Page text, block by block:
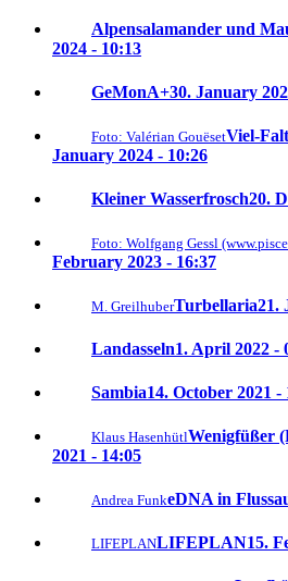
Alpensalamander und
2024 - 10:13
GeMonA+30. January
Foto: Valérian GouësetViel-
January 2024 - 10:26
Kleiner Wasserfrosch20.
Foto: Wolfgang Gessl
February 2023 - 16:37
M. GreilhuberTurbellaria21.
Landasseln1. April 2022 -
Sambia14. October 2021 -
Klaus HasenhütlWenigfüßer
2021 - 14:05
Andrea FunkeDNA in
LIFEPLANLIFEPLAN15.